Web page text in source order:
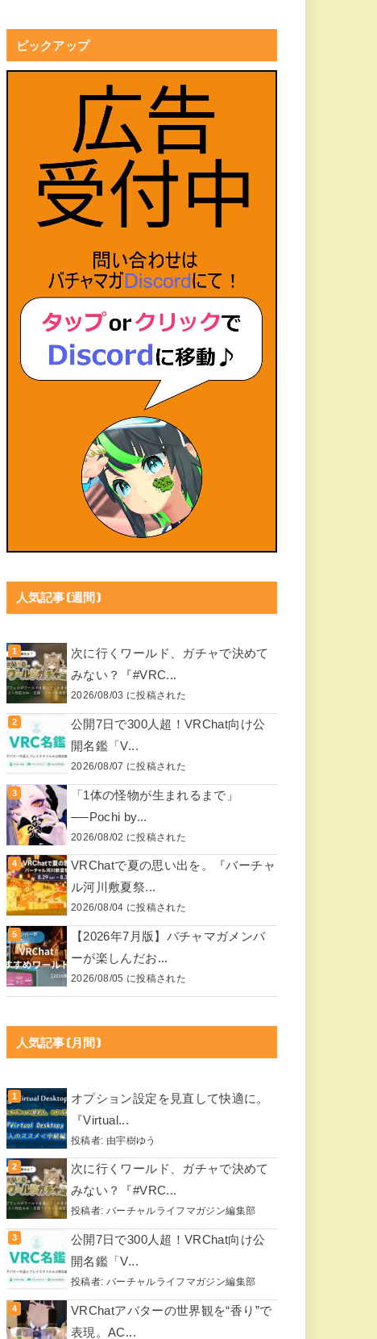
ピックアップ
人気記事(週間)
次に行くワールド、ガチャで決めて
みない？『#VRC...
2026/08/03 に投稿された
公開7日で300人超！VRChat向け公
開名鑑「V...
2026/08/07 に投稿された
「1体の怪物が生まれるまで」
──Pochi by...
2026/08/02 に投稿された
VRChatで夏の思い出を。『バーチャ
ル河川敷夏祭...
2026/08/04 に投稿された
【2026年7月版】バチャマガメンバ
ーが楽しんだお...
2026/08/05 に投稿された
人気記事(月間)
オプション設定を見直して快適に。
『Virtual...
投稿者: 由宇樹ゆう
次に行くワールド、ガチャで決めて
みない？『#VRC...
投稿者: バーチャルライフマガジン編集部
公開7日で300人超！VRChat向け公
開名鑑「V...
投稿者: バーチャルライフマガジン編集部
VRChatアバターの世界観を“香り”で
表現。AC...